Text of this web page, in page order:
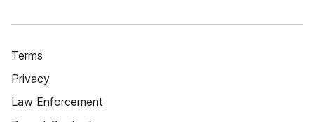
Terms
Privacy
Law Enforcement